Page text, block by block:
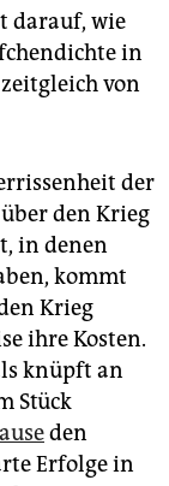
darauf, wie
in
von
der
den Krieg
in denen
kommt
Krieg
ihre Kosten.
knüpft an
Stück
den
Erfolge in